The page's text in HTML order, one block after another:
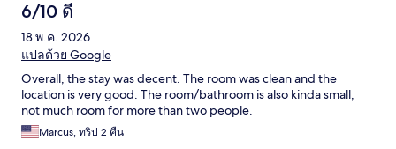
6/10 ดี
18 พ.ค. 2026
แปลด้วย Google
Overall, the stay was decent. The room was clean and the
location is very good. The room/bathroom is also kinda small,
not much room for more than two people.
Marcus, ทริป 2 คืน